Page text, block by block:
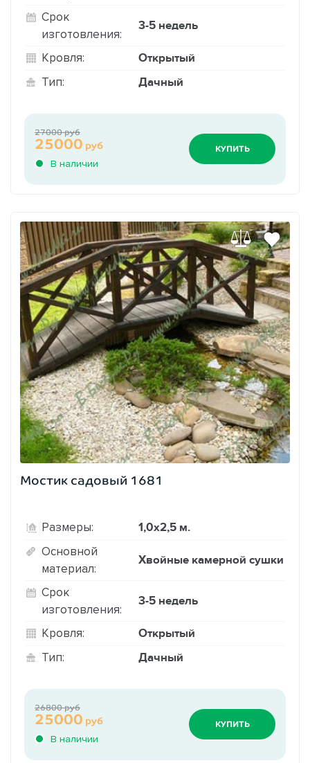
Срок
изготовления:
3-5 недель
Кровля: Открытый
Тип: Дачный
В наличии
25000 руб
27000 руб
КУПИТЬ
Мостик садовый 1681
Размеры: 1,0х2,5 м.
Основной
материал:
Хвойные камерной сушки
Срок
изготовления:
3-5 недель
Кровля: Открытый
Тип: Дачный
В наличии
25000 руб
26800 руб
КУПИТЬ